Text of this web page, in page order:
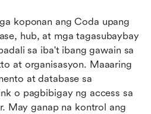
koponan ang Coda upang
hub, at mga tagasubaybay
sa iba't ibang gawain sa
at organisasyon. Maaaring
at database sa
o pagbibigay ng access sa
May ganap na kontrol ang